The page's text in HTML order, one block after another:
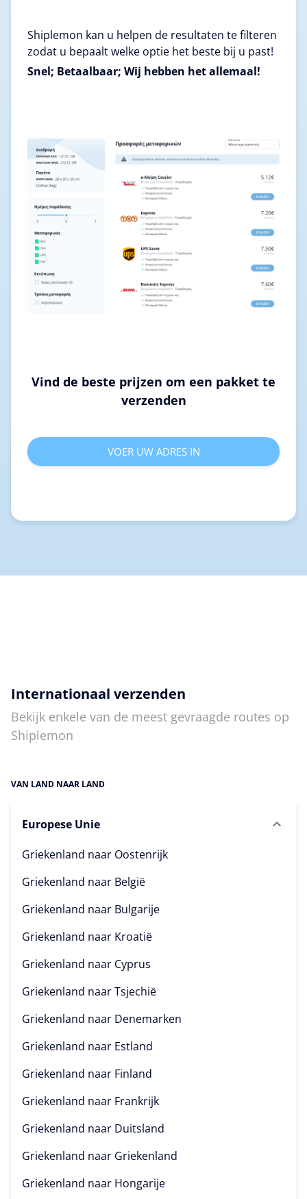
Shiplemon kan u helpen de resultaten te filteren
zodat u bepaalt welke optie het beste bij u past!
Snel; Betaalbaar; Wij hebben het allemaal!
Vind de beste prijzen om een pakket te
verzenden
VOER UW ADRES IN
Internationaal verzenden
Bekijk enkele van de meest gevraagde routes op
Shiplemon
VAN LAND NAAR LAND
Europese Unie
Griekenland naar Oostenrijk
Griekenland naar België
Griekenland naar Bulgarije
Griekenland naar Kroatië
Griekenland naar Cyprus
Griekenland naarTsjechië
Griekenland naar Denemarken
Griekenland naar Estland
Griekenland naar Finland
Griekenland naar Frankrijk
Griekenland naar Duitsland
Griekenland naar Griekenland
Griekenland naar Hongarije